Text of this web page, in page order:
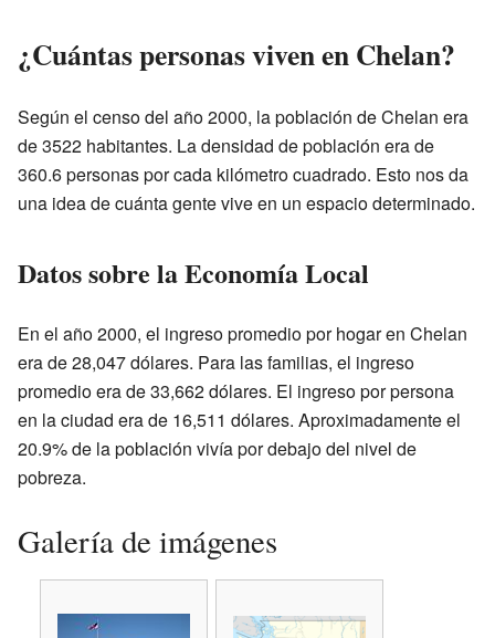
¿Cuántas personas viven en Chelan?
Según el censo del año 2000, la población de Chelan era
de 3522 habitantes. La densidad de población era de
360.6 personas por cada kilómetro cuadrado. Esto nos da
una idea de cuánta gente vive en un espacio determinado.
Datos sobre la Economía Local
En el año 2000, el ingreso promedio por hogar en Chelan
era de 28,047 dólares. Para las familias, el ingreso
promedio era de 33,662 dólares. El ingreso por persona
en la ciudad era de 16,511 dólares. Aproximadamente el
20.9% de la población vivía por debajo del nivel de
pobreza.
Galería de imágenes